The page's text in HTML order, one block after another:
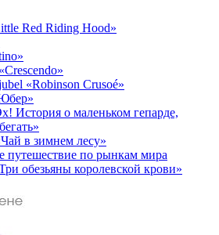
Red Riding Hood»
«Robinson Crusoé»
История о маленьком гепарде,
в зимнем лесу»
путешествие по рынкам мира
обезьяны королевской крови»